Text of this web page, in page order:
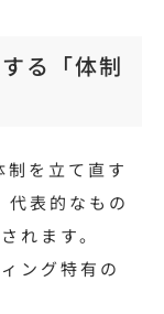
る「体制
を立て直す
代表的なもの
れます。
ング特有の